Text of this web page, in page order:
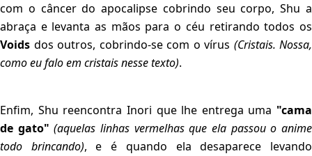
com o câncer do apocalipse cobrindo seu corpo, Shu a
abraça e levanta as mãos para o céu retirando todos os
Voids dos outros, cobrindo-se com o vírus (Cristais. Nossa,
como eu falo em cristais nesse texto).
Enfim, Shu reencontra Inori que lhe entrega uma "cama
de gato" (aquelas linhas vermelhas que ela passou o anime
todo brincando), e é quando ela desaparece levando